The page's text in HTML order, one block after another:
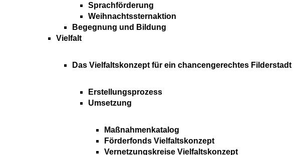
Sprachförderung
Weihnachtssternaktion
Begegnung und Bildung
Vielfalt
Das Vielfaltskonzept für ein chancengerechtes Filderstadt
Erstellungsprozess
Umsetzung
Maßnahmenkatalog
Förderfonds Vielfaltskonzept
Vernetzungskreise Vielfaltskonzept